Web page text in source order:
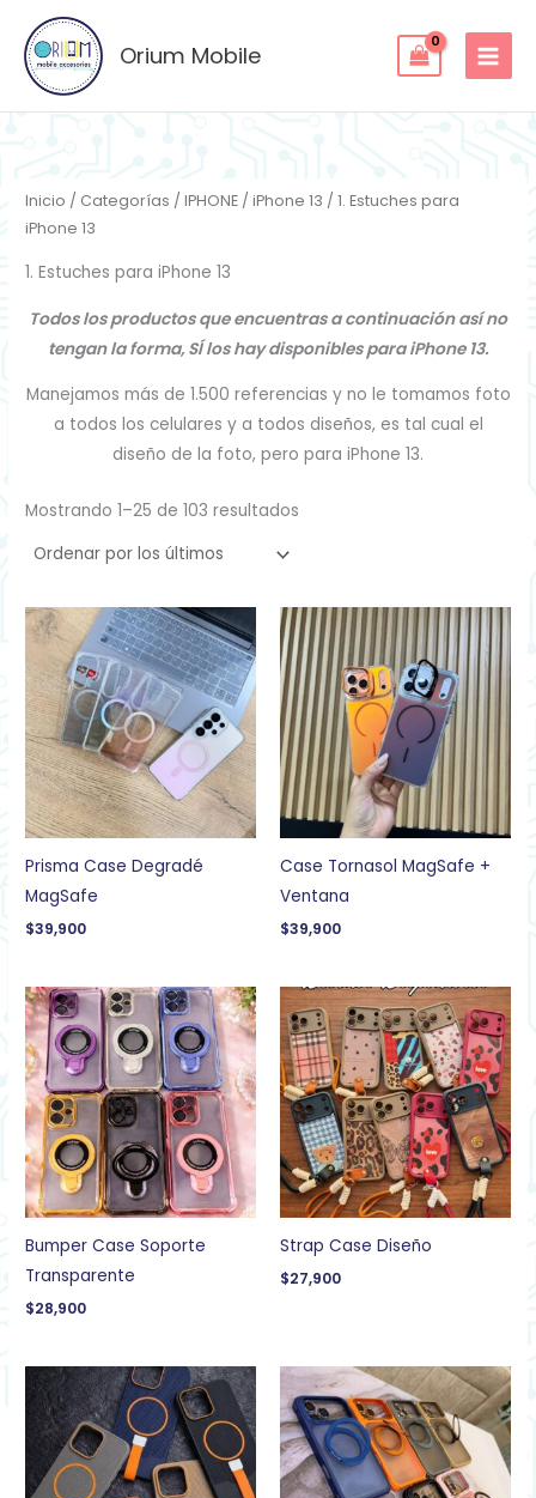
contenido
Orium Mobile
Inicio / Categorías /IPHONE /iPhone 13 / 1. Estuches para
iPhone 13
1. Estuches para iPhone 13
Todos los productos que encuentras a continuación así no
tengan la forma, SÍ los hay disponibles para iPhone 13.
Manejamos más de 1.500 referencias y no le tomamos foto
a todos los celulares y a todos diseños, es tal cual el
diseño de la foto, pero para iPhone 13.
Mostrando 1–25 de 103 resultados
Prisma Case Degradé
MagSafe
$39,900
Case Tornasol MagSafe +
Ventana
$39,900
Bumper Case Soporte
Transparente
$28,900
Strap Case Diseño
$27,900